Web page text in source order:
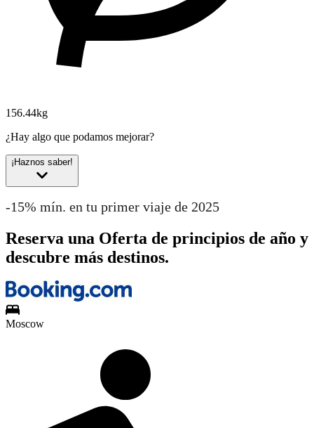
156.44kg
¿Hay algo que podamos mejorar?
¡Haznos saber!
-15% mín. en tu primer viaje de 2025
Reserva una Oferta de principios de año y
descubre más destinos.
Moscow